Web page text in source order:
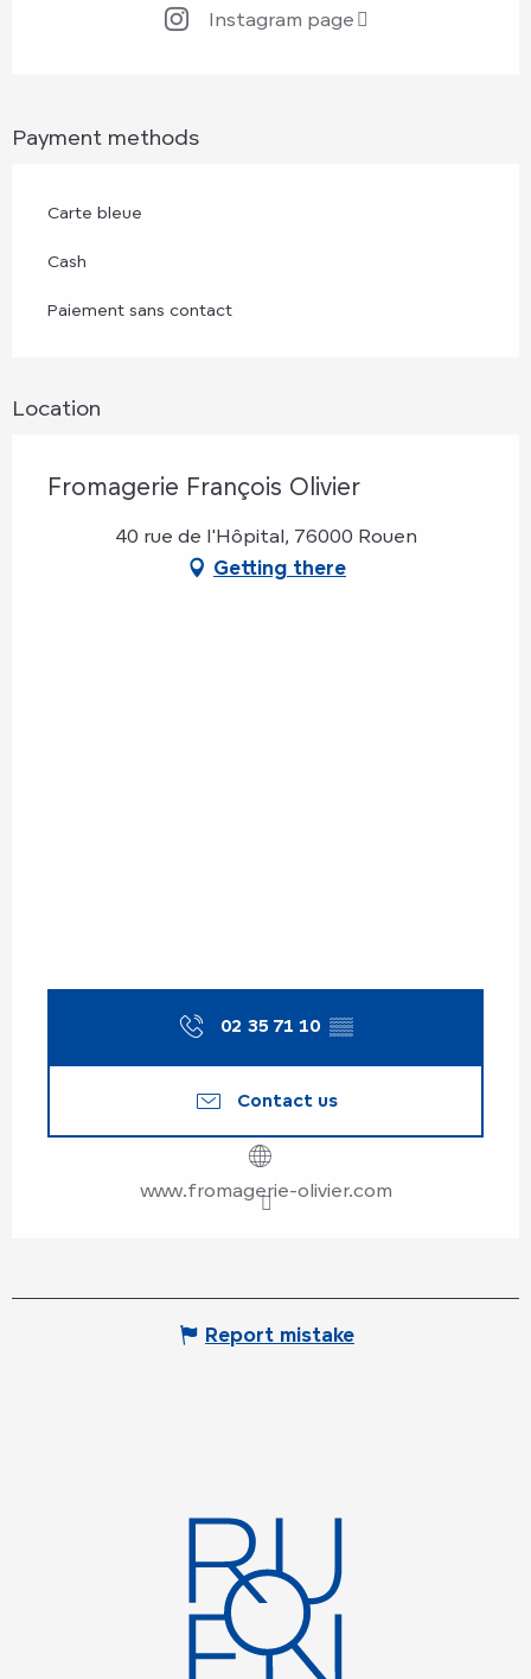
Instagram page
Payment methods
Carte bleue
Cash
Paiement sans contact
Location
Fromagerie François Olivier
40 rue de l'Hôpital, 76000 Rouen
Getting there
02 35 71 10 ▒▒
Contact us
www.fromagerie-olivier.com
Report mistake